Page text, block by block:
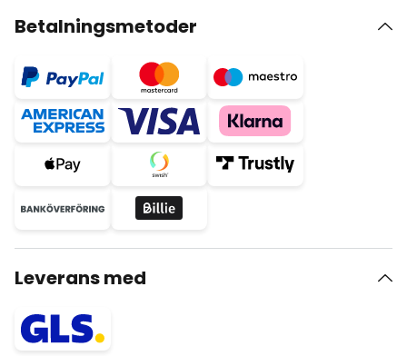
Betalningsmetoder
Leverans med